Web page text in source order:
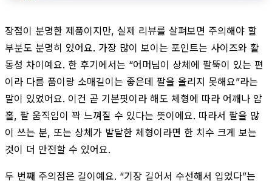
장점이 분명한 제품이지만, 실제 리뷰를 살펴보면 주의해야 할
부분도 분명히 있어요. 가장 많이 보이는 포인트는 사이즈와 활
동성 차이예요. 한 후기에서는 “어머님이 상체에 팔뚝이 있는 편
이라 다름 품이랑 소매길이는 좋은데 팔을 올리지 못해요”라는
말이 있었어요. 이건 곧 기본핏이라 해도 체형에 따라 어깨나 암
홀, 팔 움직임이 꽉 느껴질 수 있다는 뜻이에요. 따라서 팔을 많
이 쓰는 분, 또는 상체가 발달한 체형이라면 한 치수 크게 보는
것이 더 안전할 수 있어요.
두 번째 주의점은 길이예요. “기장 길어서 수선해서 입었다”는